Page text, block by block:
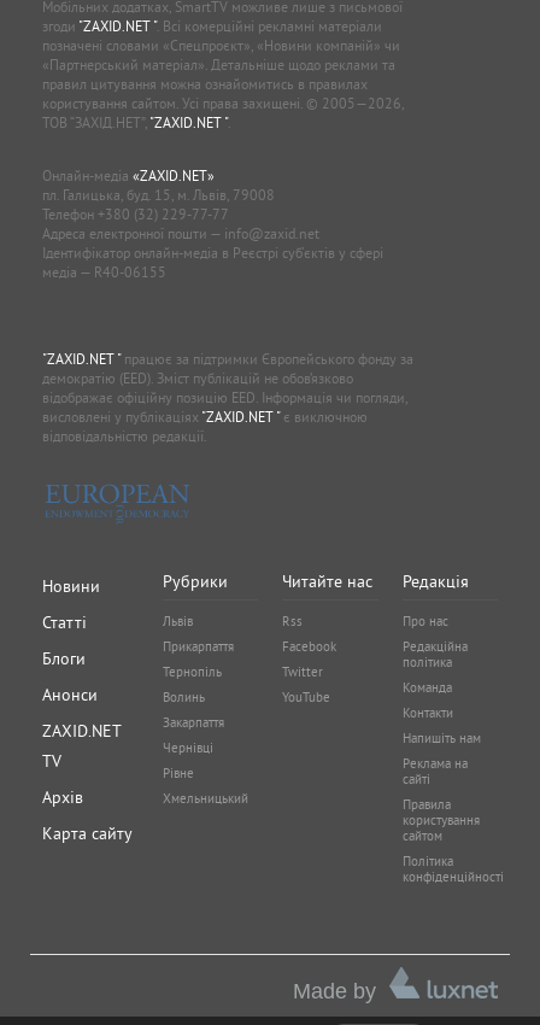
Мобільних додатках, SmartTV можливе лише з письмової
згоди "ZAXID.NET ". Всі комерційні рекламні матеріали
позначені словами «Спецпроєкт», «Новини компаній» чи
«Партнерський матеріал». Детальніше щодо реклами та
правил цитування можна ознайомитись в правилах
користування сайтом. Усі права захищені. © 2005—2026,
ТОВ “ЗАХІД.НЕТ”, "ZAXID.NET ".
Онлайн-медіа «ZAXID.NET»
пл. Галицька, буд. 15, м. Львів, 79008
Телефон +380 (32) 229-77-77
Адреса електронної пошти — info@zaxid.net
Ідентифікатор онлайн-медіа в Реєстрі суб'єктів у сфері
медіа — R40-06155
"ZAXID.NET "працює за підтримки Європейського фонду за
демократію (EED). Зміст публікацій не обов’язково
відображає офіційну позицію EED. Інформація чи погляди,
висловлені у публікаціях "ZAXID.NET "є виключною
відповідальністю редакції.
Новини
Статті
Блоги
Анонси
ZAXID.NET
TV
Архів
Карта сайту
Рубрики
Львів
Прикарпаття
Тернопіль
Волинь
Закарпаття
Чернівці
Рівне
Хмельницький
Читайте нас
Rss
Facebook
Twitter
YouTube
Редакція
Про нас
Редакційна
політика
Команда
Контакти
Напишіть нам
Реклама на
сайті
Правила
користування
сайтом
Політика
конфіденційності
Made by